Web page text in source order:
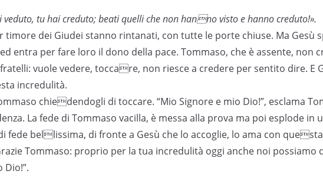
veduto, tu hai creduto; beati quelli che non hanno visto e hanno creduto!».
timore dei Giudei stanno rintanati, con tutte le porte chiuse. Ma Gesù
entra per fare loro il dono della pace. Tommaso, che è assente, non
vuole vedere, toccare, non riesce a credere per sentito dire. E
incredulità.
chiedendogli di toccare. “Mio Signore e mio Dio!”, esclama
La fede di Tommaso vacilla, è messa alla prova ma poi esplode in
fede bellissima, di fronte a Gesù che lo accoglie, lo ama con
Tommaso: proprio per la tua incredulità oggi anche noi possiamo
Dio!”.